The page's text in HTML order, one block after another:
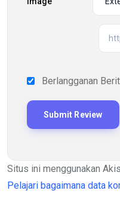
Berlangganan
Situs ini menggunakan
Pelajari bagaimana data